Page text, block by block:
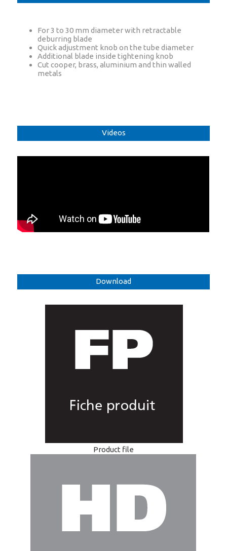
For 3 to 30 mm diameter with retractable
deburring blade
Quick adjustment knob on the tube diameter
Additional blade inside tightening knob
Cut cooper, brass, aluminium and thin walled
metals
Videos
Download
Product file